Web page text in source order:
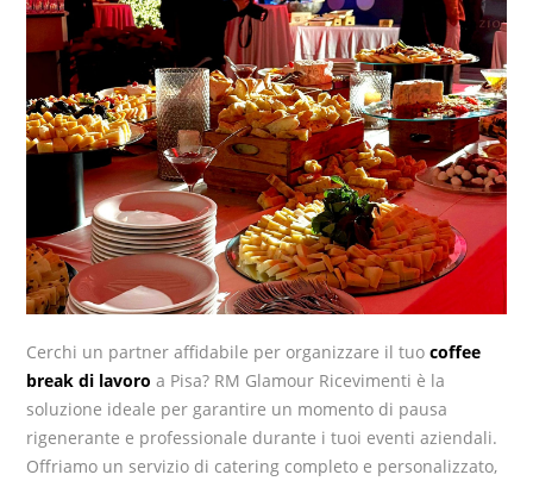
Cerchi un partner affidabile per organizzare il tuocoffee
break di lavoro a Pisa? RM Glamour Ricevimenti è la
soluzione ideale per garantire un momento di pausa
rigenerante e professionale durante i tuoi eventi aziendali.
Offriamo un servizio di catering completo e personalizzato,